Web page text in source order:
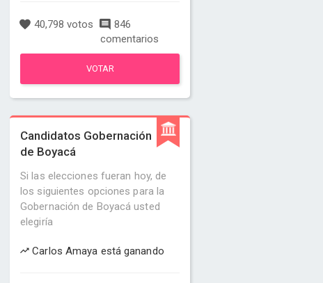
40,798 votos
846
comentarios
VOTAR
Candidatos Gobernación
de Boyacá
Si las elecciones fueran hoy, de
los siguientes opciones para la
Gobernación de Boyacá usted
elegiría
Carlos Amaya está ganando